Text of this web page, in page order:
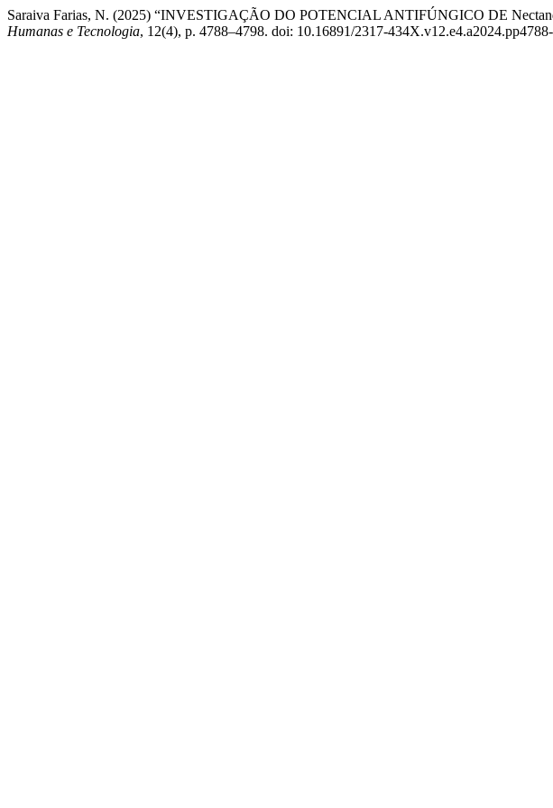
Saraiva Farias, N. (2025) “INVESTIGAÇÃO DO POTENCIAL ANTIFÚNGICO DE
Humanas e Tecnologia, 12(4), p. 4788–4798. doi: 10.16891/2317-